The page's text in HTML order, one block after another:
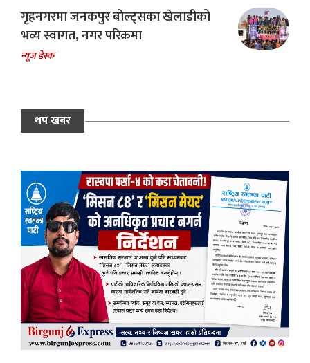
गृहनगरमा जनकपुर बोल्ट्सका खेलाडीको
भव्य स्वागत, नगर परिक्रमा
न्यूज डेस्क
थप खबर